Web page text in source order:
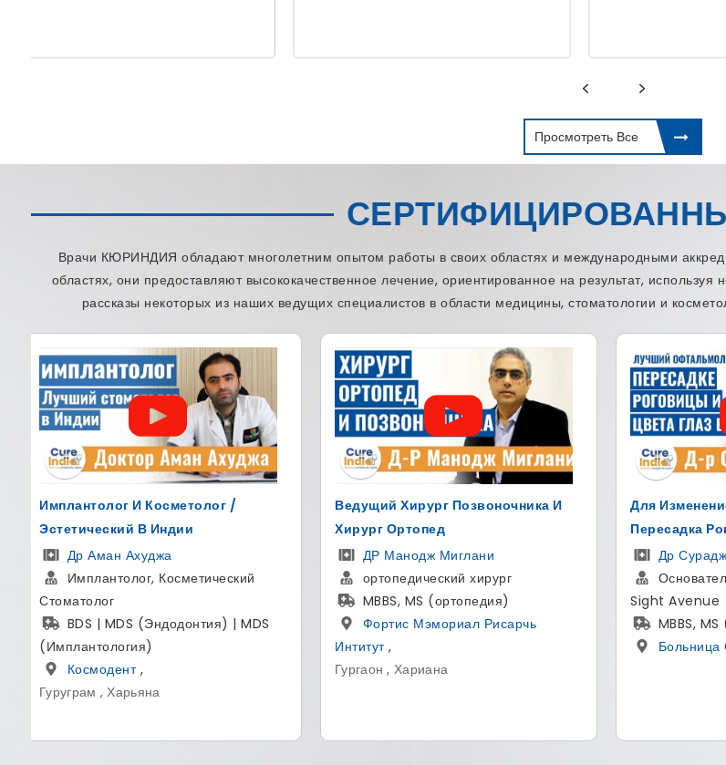
Просмотреть Все
Врачи КЮРИНДИЯ обладают многолетним опытом работы в своих областях и международными
областях, они предоставляют высококачественное лечение, ориентированное на результат,
рассказы некоторых из наших ведущих специалистов в области медицины, стоматологии и
Ведущий Хирург Позвоночника И
Хирург Ортопед
ДР Манодж Миглани
ортопедический хирург
MBBS, MS (ортопедия)
Фортис Мэмориал Рисарчь
Интитут,
Гургаон , Хариана
Для Изменение Цвета Глаз И
Пересадка Роговицы В Индии
Др Сурадж Мунджал
Основатель и руководитель - The
Sight Avenue
MBBS, MS (офтальмология)
Больница Сайт Авеню
Лучший
Дели
Др Хитэш
Ортопед
МS -
хирургии
по